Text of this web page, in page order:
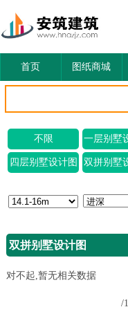
首页 图纸商城
不限 一层别墅
四层别墅设计图 双拼别墅
双拼别墅设计图
对不起,暂无相关数据
/